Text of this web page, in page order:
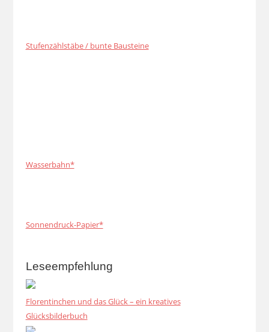
Stufenzählstäbe / bunte Bausteine
Wasserbahn*
Sonnendruck-Papier*
Leseempfehlung
Florentinchen und das Glück – ein kreatives
Glücksbilderbuch